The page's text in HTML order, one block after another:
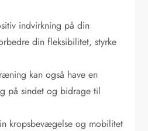
indvirkning på din
din fleksibilitet, styrke
kan også have en
på sindet og bidrage til
kropsbevægelse og mobilitet